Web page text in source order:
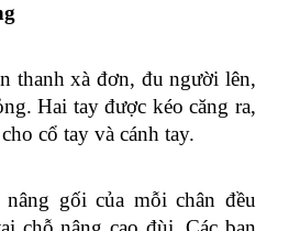
thanh xà đơn, đu người lên,
Hai tay được kéo căng ra,
cổ tay và cánh tay.
gối của mỗi chân đều